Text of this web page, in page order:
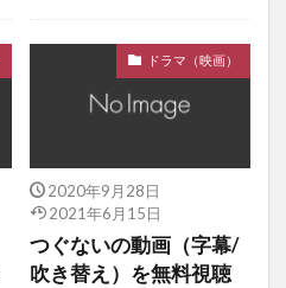
ドラマ（映画）
2020年9月28日
2021年6月15日
つぐないの動画（字幕/
吹き替え）を無料視聴